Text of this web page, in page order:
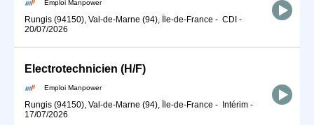
Emploi Manpower
Rungis (94150), Val-de-Marne (94), Île-de-France - CDI -
20/07/2026
Electrotechnicien (H/F)
Emploi Manpower
Rungis (94150), Val-de-Marne (94), Île-de-France - Intérim -
17/07/2026